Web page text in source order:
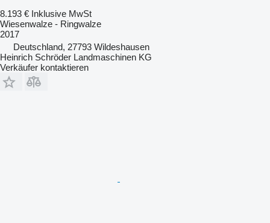
8.193 € Inklusive MwSt
Wiesenwalze - Ringwalze
2017
Deutschland, 27793 Wildeshausen
Heinrich Schröder Landmaschinen KG
Verkäufer kontaktieren